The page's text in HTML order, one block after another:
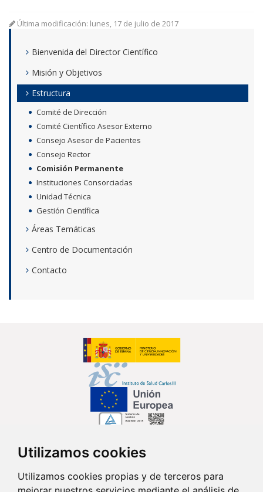
Utilizamos cookies
Utilizamos cookies propias y de terceros para
Última modificación: lunes, 17 de julio de 2017
Bienvenida del Director Científico
Misión y Objetivos
Estructura
Comité de Dirección
Comité Científico Asesor Externo
Consejo Asesor de Pacientes
Consejo Rector
Comisión Permanente
Instituciones Consorciadas
Unidad Técnica
Gestión Científica
Áreas Temáticas
Centro de Documentación
Contacto
Síguenos en...